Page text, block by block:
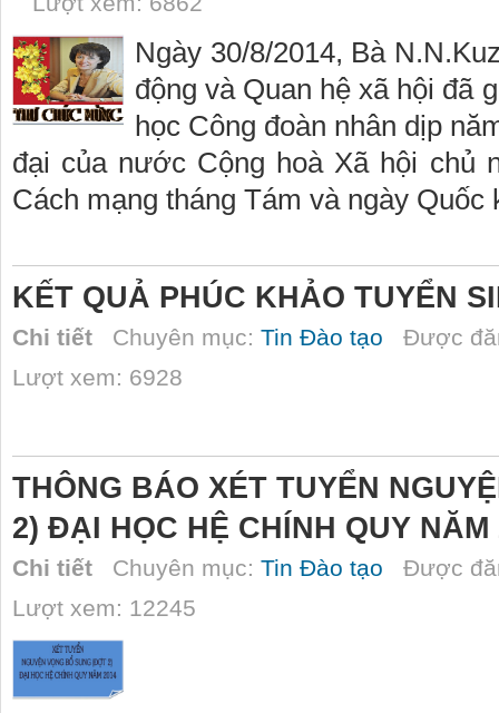
Ngày 30/8/2014, Bà
động và Quan hệ xã hội
học Công đoàn nhân dịp
đại của nước Cộng hoà Xã hội chủ
Cách mạng tháng Tám và ngày Quốc
KẾT QUẢ PHÚC KHẢO TUYỂN
Chi tiết Chuyên mục: Tin Đào tạo Được
Lượt xem: 6928
THÔNG BÁO XÉT TUYỂN
2) ĐẠI HỌC HỆ CHÍNH QUY NĂM
Chi tiết Chuyên mục: Tin Đào tạo Được
Lượt xem: 12245